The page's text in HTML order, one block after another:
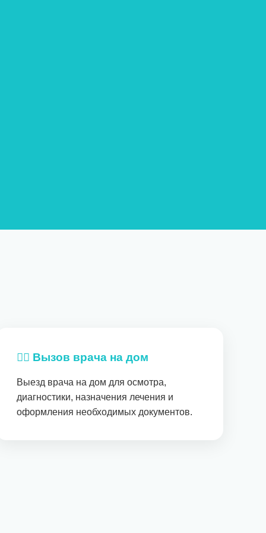
👨‍⚕️ Вызов врача на дом
Выезд врача на дом для осмотра,
диагностики, назначения лечения и
оформления необходимых документов.